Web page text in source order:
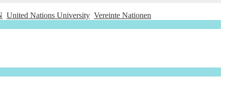
United Nations University Vereinte Nationen